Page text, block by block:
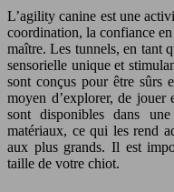
L’agility canine est une
coordination, la confiance
maître. Les tunnels, en tant
sensorielle unique et
sont conçus pour être sûrs
moyen d’explorer, de jouer
sont disponibles dans
matériaux, ce qui les rend
aux plus grands. Il est
taille de votre chiot.